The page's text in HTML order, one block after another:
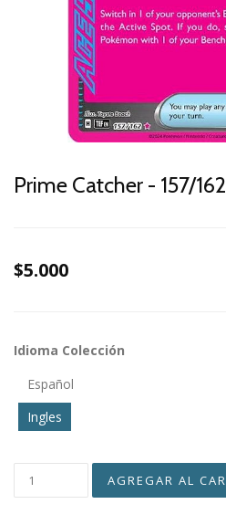
Prime Catcher - 157/162
$5.000
Idioma Colección
Español
Ingles